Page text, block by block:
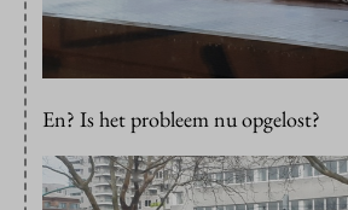
En? Is het probleem nu opgelost?